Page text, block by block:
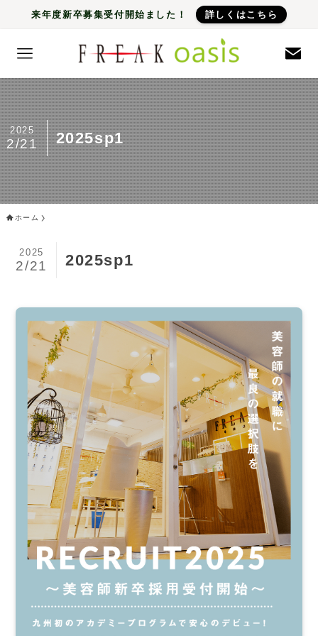
来年度新卒募集受付開始ました！ 詳しくはこちら
2025sp1
2025
2/21
ホーム
2025sp1
2025
2/21